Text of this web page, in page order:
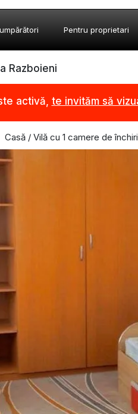
Pentru proprietari
Razboieni
activă, te invităm să
Casă / Vilă cu 1 camere de